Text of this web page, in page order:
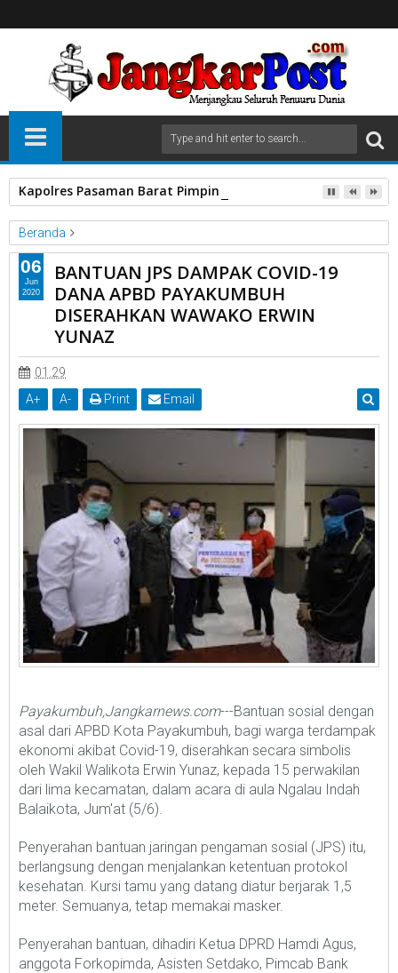
Kapolres Pasaman Barat Pimpin Serah Terima Jabatan PJU
Beranda
Payakumbuh
Sumatera Barat
BANTUAN JPS DAMPAK COVID-19 DANA APBD PAYAKUMBUH
DISERAHKAN WAWAKO ERWIN YUNAZ
BANTUAN JPS DAMPAK COVID-19
DANA APBD PAYAKUMBUH
DISERAHKAN WAWAKO ERWIN
YUNAZ
01.29
A+ A- Print Email
Payakumbuh,Jangkarnews.com---Bantuan sosial dengan
asal dari APBD Kota Payakumbuh, bagi warga terdampak
ekonomi akibat Covid-19, diserahkan secara simbolis
oleh Wakil Walikota Erwin Yunaz, kepada 15 perwakilan
dari lima kecamatan, dalam acara di aula Ngalau Indah
Balaikota, Jum'at (5/6).
Penyerahan bantuan jaringan pengaman sosial (JPS) itu,
berlangsung dengan menjalankan ketentuan protokol
kesehatan. Kursi tamu yang datang diatur berjarak 1,5
meter. Semuanya, tetap memakai masker.
Penyerahan bantuan, dihadiri Ketua DPRD Hamdi Agus,
anggota Forkopimda, Asisten Setdako, Pimcab Bank
06
Jun
2020